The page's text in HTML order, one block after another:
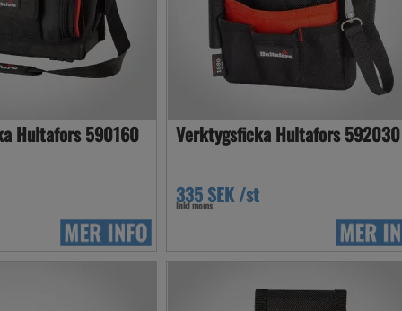
Hultafors 590160 Verktygsficka Hultafors 592030
335 SEK /st
Inkl moms